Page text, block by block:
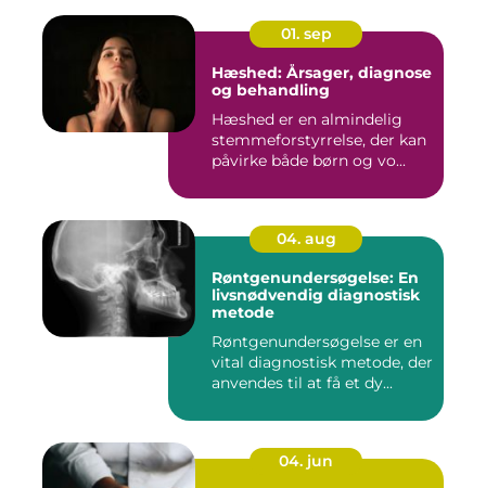
01. sep
Hæshed: Årsager, diagnose
og behandling
Hæshed er en almindelig
stemmeforstyrrelse, der kan
påvirke både børn og vo...
04. aug
Røntgenundersøgelse: En
livsnødvendig diagnostisk
metode
Røntgenundersøgelse er en
vital diagnostisk metode, der
anvendes til at få et dy...
04. jun